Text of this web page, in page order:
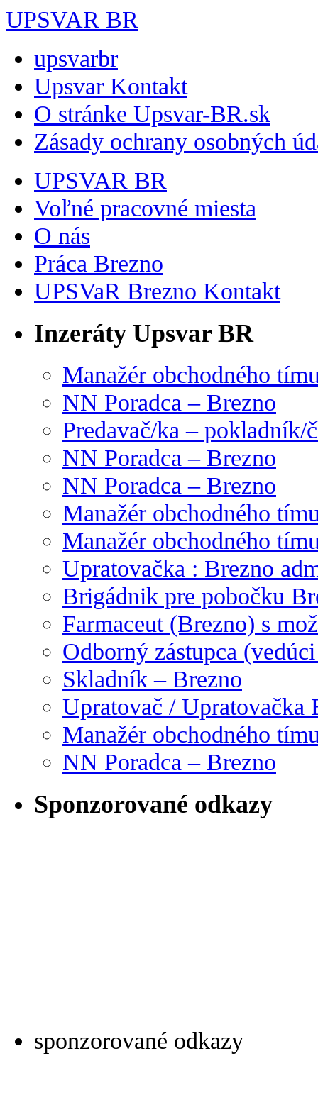
UPSVAR BR
upsvarbr
Upsvar Kontakt
O stránke Upsvar-BR.sk
Zásady ochrany osobných
UPSVAR BR
Voľné pracovné miesta
O nás
Práca Brezno
UPSVaR Brezno Kontakt
Inzeráty Upsvar BR
Manažér obchodného
NN Poradca – Brezno
Predavač/ka – pokladník/
NN Poradca – Brezno
NN Poradca – Brezno
Manažér obchodného
Manažér obchodného
Upratovačka : Brezno
Brigádnik pre pobočku
Farmaceut (Brezno) s
Odborný zástupca
Skladník – Brezno
Upratovač / Upratovačka
Manažér obchodného
NN Poradca – Brezno
Sponzorované odkazy
sponzorované odkazy